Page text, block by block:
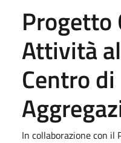
Progetto
Attività
Centro di
In collaborazione con il